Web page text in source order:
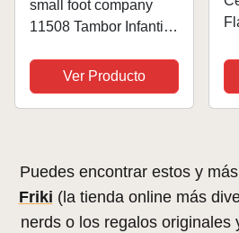
small foot company
11508 Tambor Infantil
Instrumento Musical
para los pequeños
músicos, Multicolor
Ver Producto
Puedes encontrar estos y
Friki (la tienda online más
nerds o los regalos originales